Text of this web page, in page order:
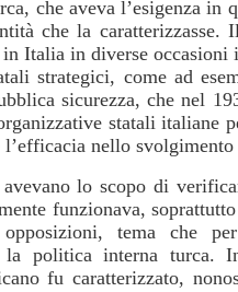
che aveva l’esigenza in
che la caratterizzasse.
Italia in diverse occasioni
strategici, come ad
sicurezza, che nel
statali italiane
l’efficacia nello
lo scopo di
funzionava,
tema che
la politica interna turca.
fu caratterizzato,